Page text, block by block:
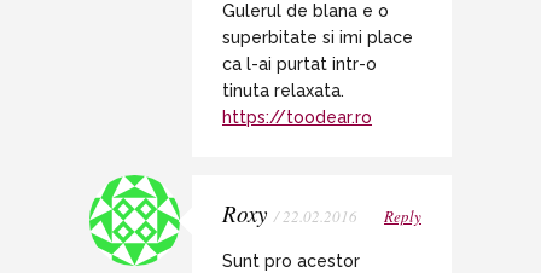
Gulerul de blana e o
superbitate si imi place
ca l-ai purtat intr-o
tinuta relaxata.
https://toodear.ro
Roxy / 22.02.2016 Reply
Sunt pro acestor